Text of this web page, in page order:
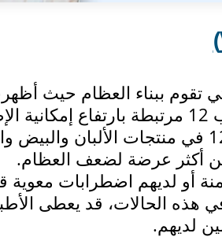
التي تقوم ببناء العظام
المستويات المنخفضة من فيتامين ب 12
الرجال والنساء. و يوجد فيتامين ب12 في
أكثر عرضة لضعف العظام.
أو لديهم اضطرابات
لديهم.